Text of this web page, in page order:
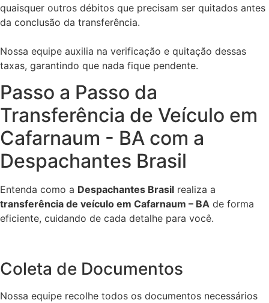
quaisquer outros débitos que precisam ser quitados antes
da conclusão da transferência.
Nossa equipe auxilia na verificação e quitação dessas
taxas, garantindo que nada fique pendente.
Passo a Passo da
Transferência de Veículo em
Cafarnaum - BA com a
Despachantes Brasil
Entenda como a Despachantes Brasil realiza a
transferência de veículo em Cafarnaum – BA de forma
eficiente, cuidando de cada detalhe para você.
Coleta de Documentos
Nossa equipe recolhe todos os documentos necessários